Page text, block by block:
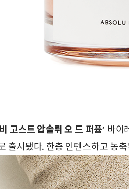
고스트 압솔뤼 오 드 퍼퓸’ 바이
출시됐다. 한층 인텐스하고 농